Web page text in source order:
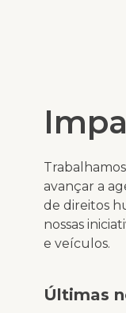
avançar a
de direitos
nossas
e veículos.
Últimas